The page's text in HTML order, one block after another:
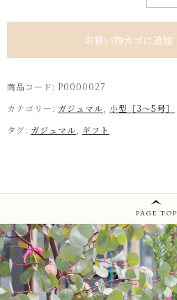
お買い物カゴに追加
商品コード: P0000027
カテゴリー: ガジュマル
小型［3～5号］
タグ: ガジュマル ギフト
PAGE TOP